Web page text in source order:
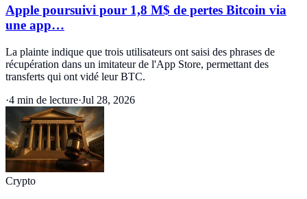
Apple poursuivi pour 1,8 M$ de pertes Bitcoin via
une app…
La plainte indique que trois utilisateurs ont saisi des phrases de
récupération dans un imitateur de l'App Store, permettant des
transferts qui ont vidé leur BTC.
·4 min de lecture·Jul 28, 2026
Crypto